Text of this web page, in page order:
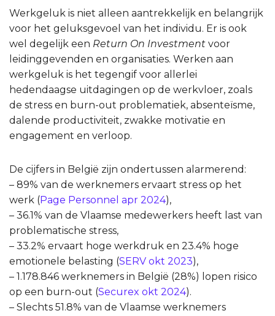
Werkgeluk is niet alleen aantrekkelijk en belangrijk
voor het geluksgevoel van het individu. Er is ook
wel degelijk een Return On Investment voor
leidinggevenden en organisaties. Werken aan
werkgeluk is het tegengif voor allerlei
hedendaagse uitdagingen op de werkvloer, zoals
de stress en burn-out problematiek, absenteïsme,
dalende productiviteit, zwakke motivatie en
engagement en verloop.
De cijfers in België zijn ondertussen alarmerend:
– 89% van de werknemers ervaart stress op het
werk (Page Personnel apr 2024),
– 36.1% van de Vlaamse medewerkers heeft last van
problematische stress,
– 33.2% ervaart hoge werkdruk en 23.4% hoge
emotionele belasting (SERV okt 2023),
– 1.178.846 werknemers in België (28%) lopen risico
op een burn-out (Securex okt 2024).
– Slechts 51.8% van de Vlaamse werknemers